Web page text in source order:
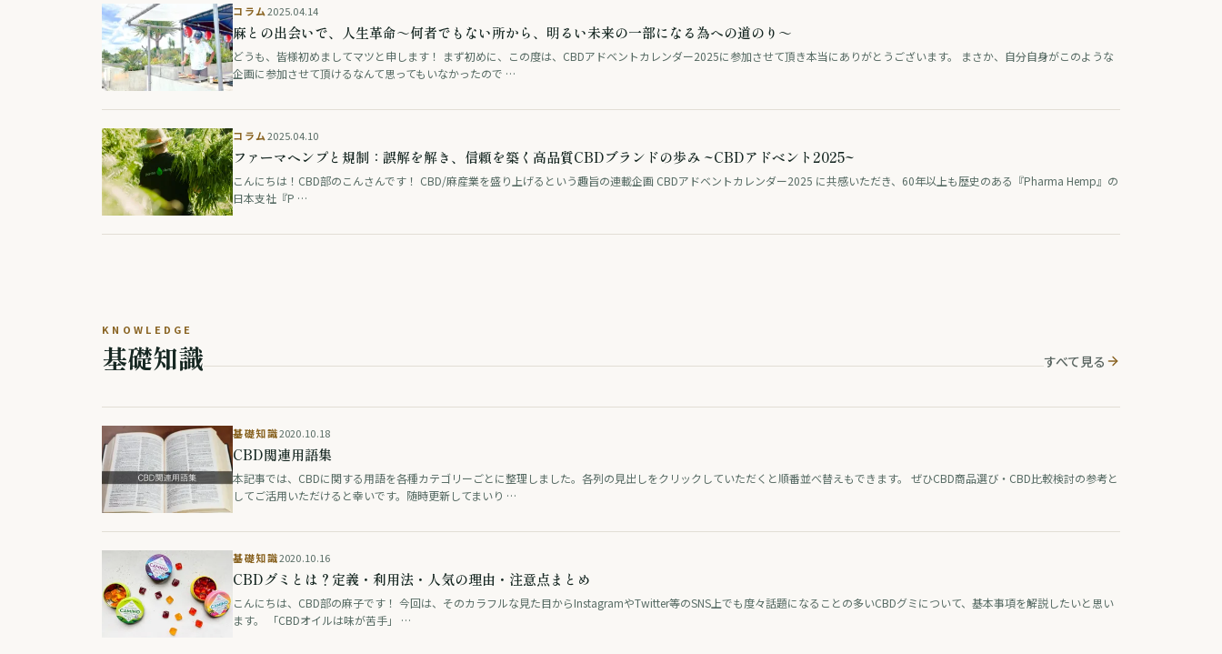
コラム2025.04.14
麻との出会いで、人生革命～何者でもない所から、明るい未来の一部になる為への道のり～
どうも、皆様初めましてマツと申します！ まず初めに、この度は、CBDアドベントカレンダー2025に参加させて頂き本当にありがとうございます。 まさか、自分自身がこのような
企画に参加させて頂けるなんて思ってもいなかったので …
コラム2025.04.10
ファーマヘンプと規制：誤解を解き、信頼を築く高品質CBDブランドの歩み ~CBDアドベント2025~
こんにちは！CBD部のこんさんです！ CBD/麻産業を盛り上げるという趣旨の連載企画 CBDアドベントカレンダー2025 に共感いただき、60年以上も歴史のある『Pharma Hemp』の
日本支社『P …
KNOWLEDGE
基礎知識 すべて見る
基礎知識2020.10.18
CBD関連用語集
本記事では、CBDに関する用語を各種カテゴリーごとに整理しました。各列の見出しをクリックしていただくと順番並べ替えもできます。 ぜひCBD商品選び・CBD比較検討の参考と
してご活用いただけると幸いです。随時更新してまいり …
基礎知識2020.10.16
CBDグミとは？定義・利用法・人気の理由・注意点まとめ
こんにちは、CBD部の麻子です！ 今回は、そのカラフルな見た目からInstagramやTwitter等のSNS上でも度々話題になることの多いCBDグミについて、基本事項を解説したいと思い
ます。 「CBDオイルは味が苦手」 …